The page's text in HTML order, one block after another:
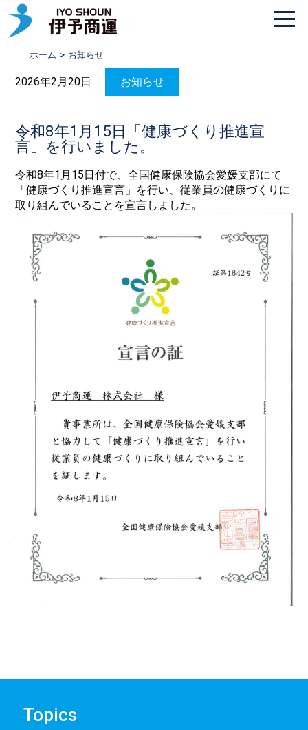
株式会社伊予商運
ホーム お知らせ
2026年2月20日 お知らせ
令和8年1月15日「健康づくり推進宣
言」を行いました。
令和8年1月15日付で、全国健康保険協会愛媛支部にて
「健康づくり推進宣言」を行い、従業員の健康づくりに
取り組んでいることを宣言しました。
Topics